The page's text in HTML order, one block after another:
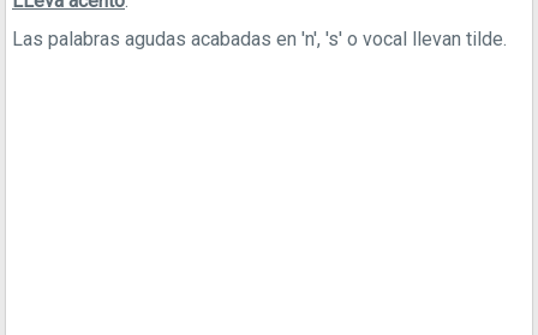
Las palabras agudas acabadas en 'n', 's' o vocal llevan tilde.